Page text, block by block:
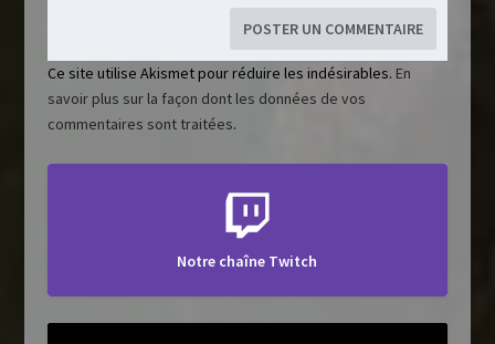
Ce site utilise Akismet pour réduire les indésirables. En
savoir plus sur la façon dont les données de vos
commentaires sont traitées.
Notre chaîne Twitch